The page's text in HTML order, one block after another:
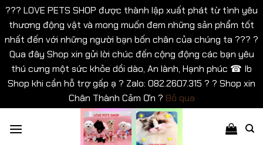
??? LOVE PETS SHOP được thành lập xuất phát từ tình yêu
thương động vật và mong muốn đem những sản phẩm tốt
nhất đến với những người bạn bốn chân của chúng ta ??? ?
Qua đây Shop xin gửi lời chúc đến cộng động các bạn yêu
thú cưng một sức khỏe dồi dào, An lành, Hạnh phúc ☎ Ib
Shop khi cần hỗ trợ gấp ạ ? Zalo: 082.2607.315 ? ? Shop xin
Chân Thành Cảm Ơn ? Bỏ qua
qua